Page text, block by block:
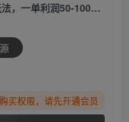
（6224期）最新PDD三无产品赔付玩法，一单利润50-100元【详细玩法揭秘】
买权限，请先开通会员